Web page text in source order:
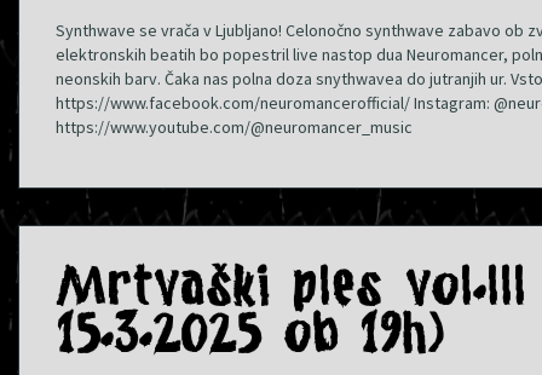
Synthwave se vrača v Ljubljano! Celonočno synthwave zabavo ob
elektronskih beatih bo popestril live nastop dua Neuromancer,
neonskih barv. Čaka nas polna doza snythwavea do jutranjih ur.
https://www.facebook.com/neuromancerofficial/ Instagram:
https://www.youtube.com/@neuromancer_music
Mrtvaški ples vol.lll
15.3.2025 ob 19h)